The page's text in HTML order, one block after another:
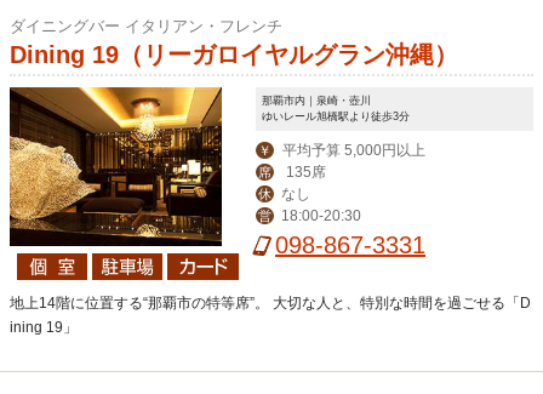
ダイニングバー イタリアン・フレンチ
Dining 19（リーガロイヤルグラン沖縄）
那覇市内｜泉崎・壺川
ゆいレール旭橋駅より徒歩3分
￥ 平均予算 5,000円以上
席 135席
休 なし
営 18:00-20:30
098-867-3331
地上14階に位置する“那覇市の特等席”。 大切な人と、特別な時間を過ごせる「D
ining 19」